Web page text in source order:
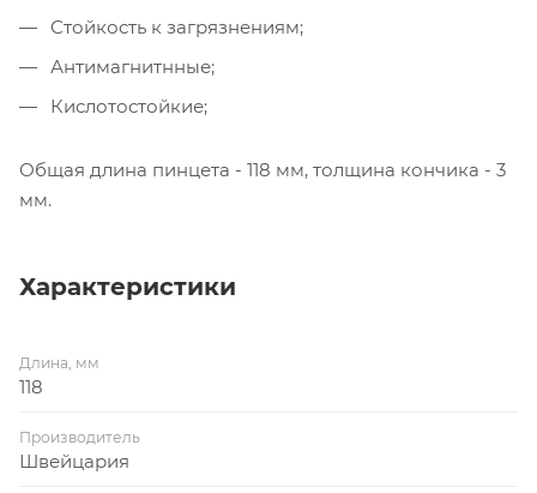
Стойкость к загрязнениям;
Антимагнитнные;
Кислотостойкие;
Общая длина пинцета - 118 мм, толщина кончика - 3
мм.
Характеристики
Длина, мм
118
Производитель
Швейцария